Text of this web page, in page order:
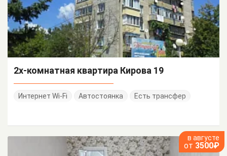
2х-комнатная квартира Кирова 19
Интернет Wi-Fi Автостоянка Есть трансфер
в августе
от 3500₽